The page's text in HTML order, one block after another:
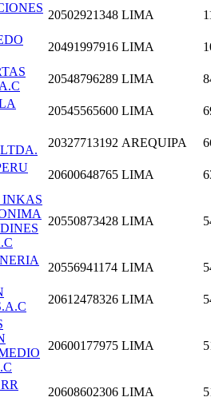
20502921348 LIMA
20491997916 LIMA
20548796289 LIMA
20545565600 LIMA
20327713192 AREQUIPA
20600648765 LIMA
INKAS
20550873428 LIMA
20556941174 LIMA
20612478326 LIMA
20600177975 LIMA
20608602306 LIMA